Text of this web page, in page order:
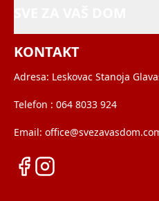
KONTAKT
Adresa: Leskovac Stanoja
Telefon : 064 8033 924
Email: